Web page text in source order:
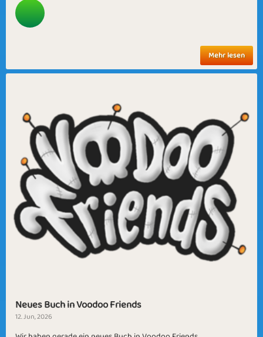
Mehr lesen
Neues Buch in Voodoo Friends
12. Jun, 2026